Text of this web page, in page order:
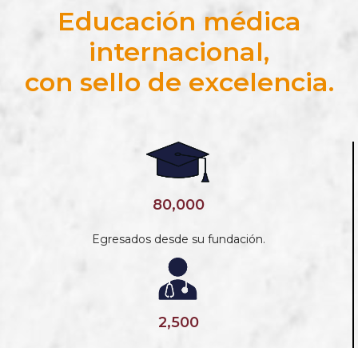
Educación médica
internacional,
con sello de excelencia.
80,000
Egresados desde su fundación.
2,500